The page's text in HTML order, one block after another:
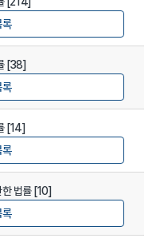
록
[38]
록
[14]
록
한 법률 [10]
록